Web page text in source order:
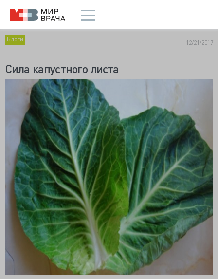
Блоги 12/21/2017
Сила капустного листа